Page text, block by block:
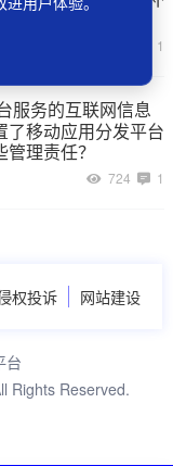
1
服务的互联网信息
了移动应用分发平台
理责任？
724 1
权投诉 网站建设
台
Rights Reserved.